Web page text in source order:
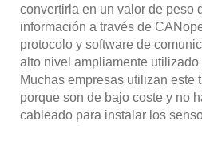
convertirla en un valor de peso
información a través de
protocolo y software de
alto nivel ampliamente
Muchas empresas utilizan este
porque son de bajo coste y no
cableado para instalar los